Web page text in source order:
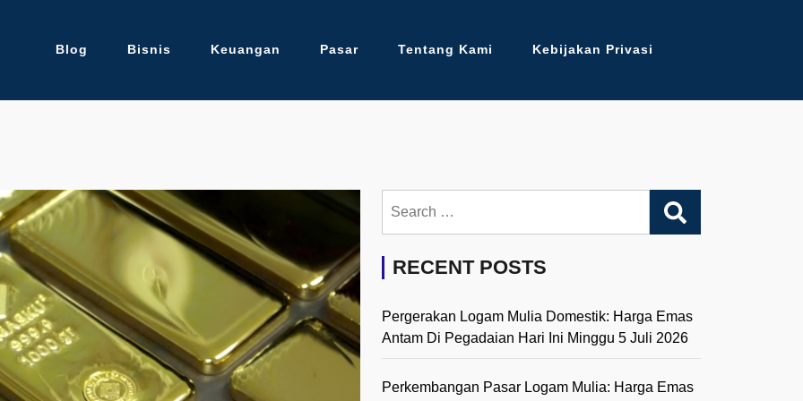
Blog Bisnis Keuangan Pasar Tentang Kami Kebijakan Privasi
for:
RECENT POSTS
Pergerakan Logam Mulia Domestik: Harga Emas
Antam Di Pegadaian Hari Ini Minggu 5 Juli 2026
Perkembangan Pasar Logam Mulia: Harga Emas